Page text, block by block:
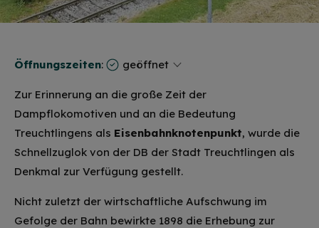
Öffnungszeiten: geöffnet
Zur Erinnerung an die große Zeit der
Dampflokomotiven und an die Bedeutung
Treuchtlingens als Eisenbahnknotenpunkt, wurde die
Schnellzuglok von der DB der Stadt Treuchtlingen als
Denkmal zur Verfügung gestellt.
Nicht zuletzt der wirtschaftliche Aufschwung im
Gefolge der Bahn bewirkte 1898 die Erhebung zur